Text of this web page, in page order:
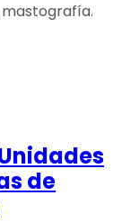
mastografía.
de